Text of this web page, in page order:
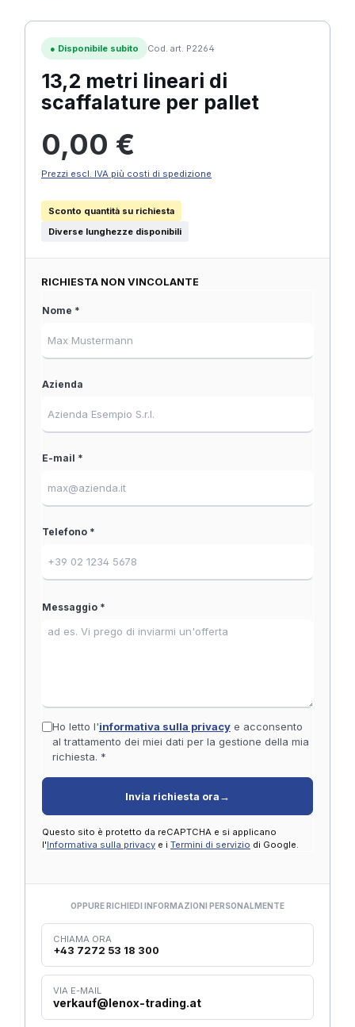
● Disponibile subito Cod. art. P2264
13,2 metri lineari di
scaffalature per pallet
0,00 €
Prezzi escl. IVA più costi di spedizione
Sconto quantità su richiesta
Diverse lunghezze disponibili
RICHIESTA NON VINCOLANTE
Nome *
Azienda
E-mail *
Telefono *
Messaggio *
Ho letto l'informativa sulla privacye acconsento
al trattamento dei miei dati per la gestione della mia
richiesta. *
Invia richiesta ora →
Questo sito è protetto da reCAPTCHA e si applicano
l'Informativa sulla privacy e i Termini di servizio di Google.
OPPURE RICHIEDI INFORMAZIONI PERSONALMENTE
CHIAMA ORA
+43 7272 53 18 300
VIA E-MAIL
verkauf@lenox-trading.at